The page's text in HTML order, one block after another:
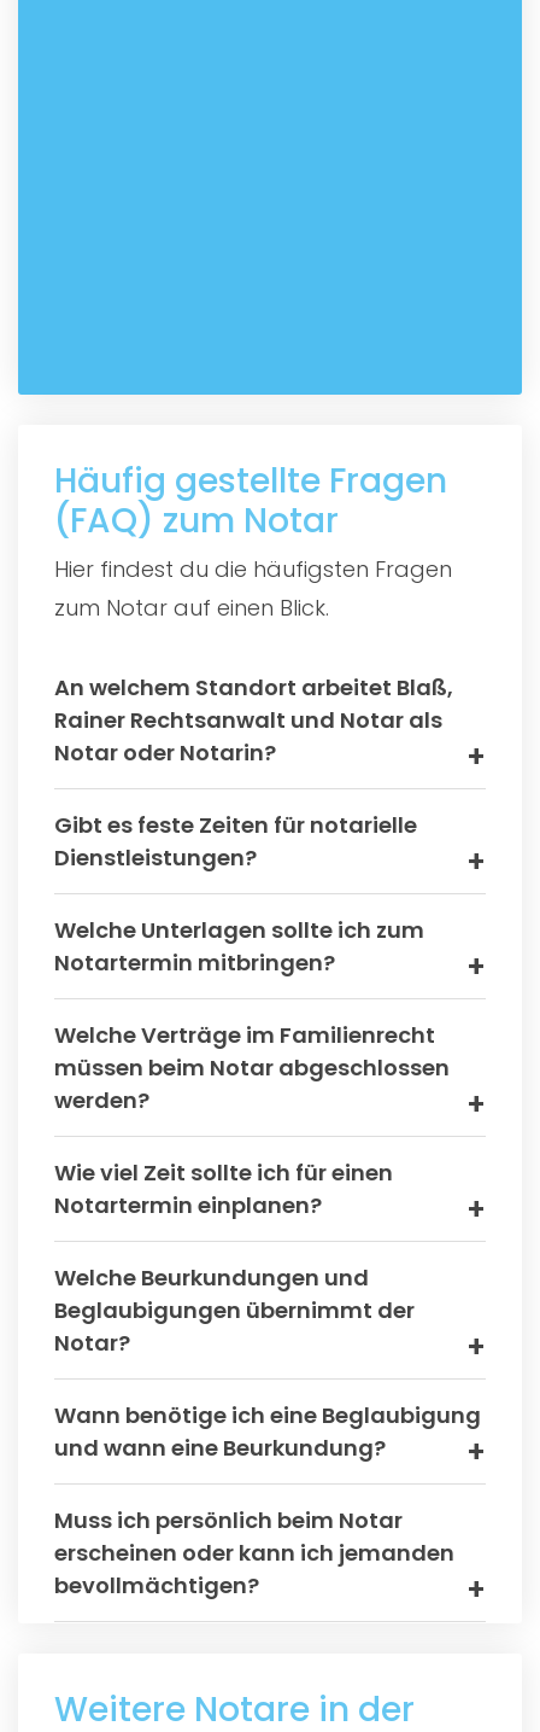
Häufig gestellte Fragen
(FAQ) zum Notar
Hier findest du die häufigsten Fragen
zum Notar auf einen Blick.
An welchem Standort arbeitet Blaß,
Rainer Rechtsanwalt und Notar als
Notar oder Notarin?
Gibt es feste Zeiten für notarielle
Dienstleistungen?
Welche Unterlagen sollte ich zum
Notartermin mitbringen?
Welche Verträge im Familienrecht
müssen beim Notar abgeschlossen
werden?
Wie viel Zeit sollte ich für einen
Notartermin einplanen?
Welche Beurkundungen und
Beglaubigungen übernimmt der
Notar?
Wann benötige ich eine Beglaubigung
und wann eine Beurkundung?
Muss ich persönlich beim Notar
erscheinen oder kann ich jemanden
bevollmächtigen?
Weitere Notare in der